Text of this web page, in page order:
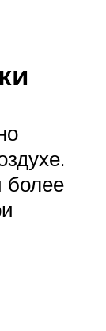
более